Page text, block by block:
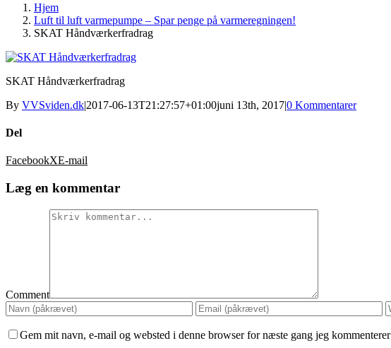
Hjem
Luft til luft varmepumpe – Spar penge på varmeregningen!
SKAT Håndværkerfradrag
SKAT Håndværkerfradrag
By VVSviden.dk|2017-06-13T21:27:57+01:00juni 13th, 2017|0 Kommentarer
Del
FacebookXE-mail
Læg en kommentar
Comment
Gem mit navn, e-mail og websted i denne browser for næste gang jeg kommenterer